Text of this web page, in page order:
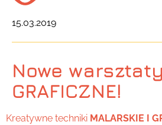
15.03.2019
Nowe
GRAFICZNE!
Kreatywne techniki MALARSKIE I